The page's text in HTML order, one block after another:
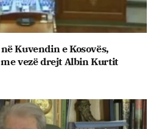
Kuvendin e Kosovës,
vezë drejt Albin Kurtit